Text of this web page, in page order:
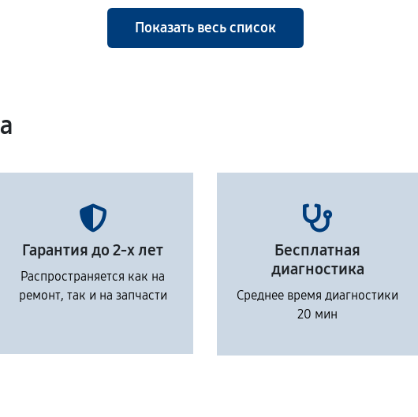
Показать весь список
Гарантия до 2-х лет
Распространяется как на
ремонт, так и на запчасти
Бесплатная
диагностика
Среднее время диагностики
20 мин